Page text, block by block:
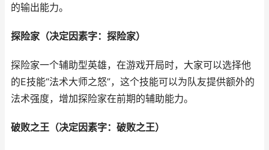
的输出能力。
探险家（决定因素字：探险家）
探险家一个辅助型英雄，在游戏开局时，大家可以选择他
的E技能“法术大师之怒”，这个技能可以为队友提供额外的
法术强度，增加探险家在前期的辅助能力。
破败之王（决定因素字：破败之王）